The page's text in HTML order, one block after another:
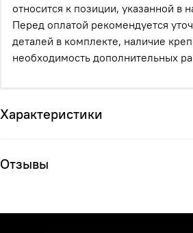
относится к позиции, указанной в
Перед оплатой рекомендуется
деталей в комплекте, наличие
необходимость дополнительных
Характеристики
Отзывы